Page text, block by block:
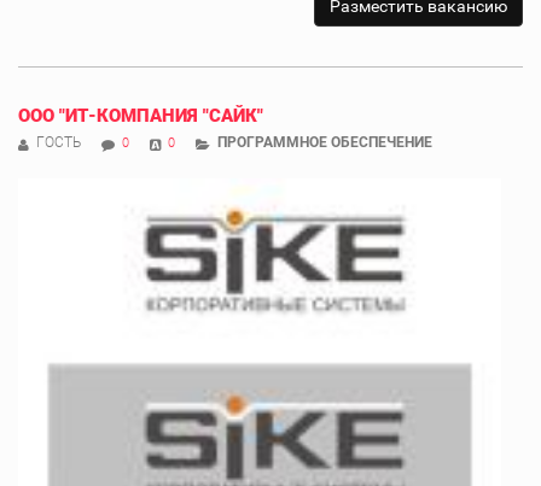
ООО "ИТ-КОМПАНИЯ "САЙК"
ГОСТЬ 0 0 ПРОГРАММНОЕ ОБЕСПЕЧЕНИЕ